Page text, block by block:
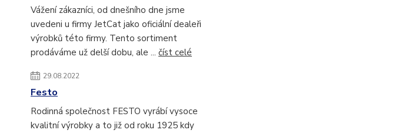
Vážení zákazníci, od dnešního dne jsme
uvedeni u firmy JetCat jako oficiální dealeři
výrobků této firmy. Tento sortiment
prodáváme už delší dobu, ale ... číst celé
29.08.2022
Festo
Rodinná společnost FESTO vyrábí vysoce
kvalitní výrobky a to již od roku 1925 kdy